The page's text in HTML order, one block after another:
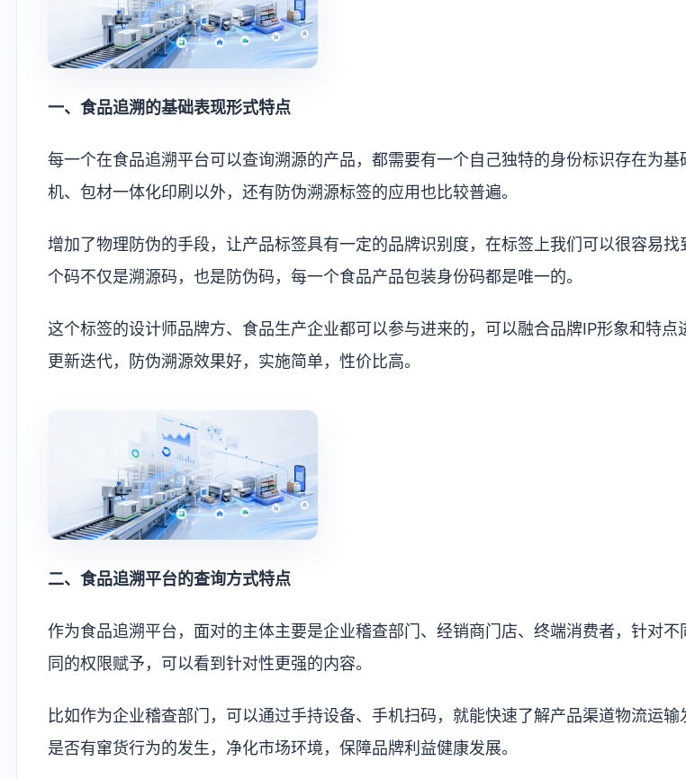
一、食品追溯的基础表现形式特点
每一个在食品追溯平台可以查询溯源的产品，都需要有一个自己独特的身份标识存在为
机、包材一体化印刷以外，还有防伪溯源标签的应用也比较普遍。
增加了物理防伪的手段，让产品标签具有一定的品牌识别度，在标签上我们可以很容易
个码不仅是溯源码，也是防伪码，每一个食品产品包装身份码都是唯一的。
这个标签的设计师品牌方、食品生产企业都可以参与进来的，可以融合品牌IP形象和特点
更新迭代，防伪溯源效果好，实施简单，性价比高。
二、食品追溯平台的查询方式特点
作为食品追溯平台，面对的主体主要是企业稽查部门、经销商门店、终端消费者，针对不
同的权限赋予，可以看到针对性更强的内容。
比如作为企业稽查部门，可以通过手持设备、手机扫码，就能快速了解产品渠道物流运
是否有窜货行为的发生，净化市场环境，保障品牌利益健康发展。